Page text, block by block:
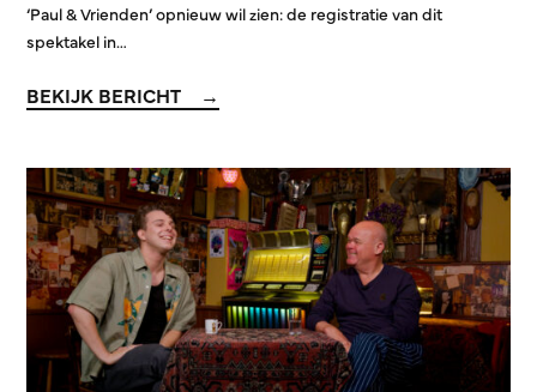
‘Paul & Vrienden’ opnieuw wil zien: de registratie van dit
spektakel in…
BEKIJK BERICHT